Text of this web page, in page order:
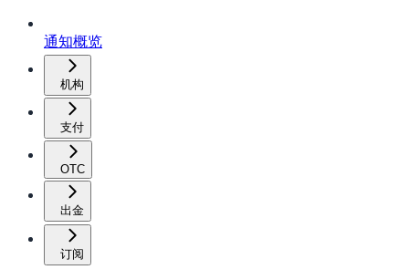
通知概览
机构
支付
OTC
出金
订阅